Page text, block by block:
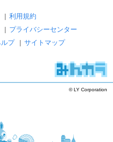
| 利用規約
| プライバシーセンター
プ | サイトマップ
© LY Corporation